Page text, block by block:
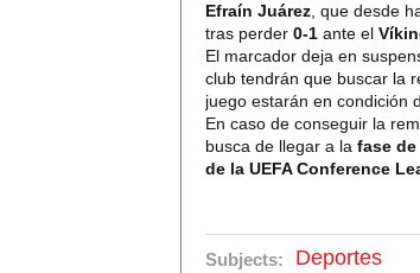
Efraín Juárez, que desde
tras perder 0-1 ante el
El marcador deja en
club tendrán que buscar la
juego estarán en condición
En caso de conseguir la
busca de llegar a la fase
de la UEFA Conference
Subjects: Deportes